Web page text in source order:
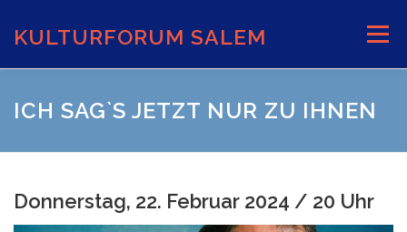
springen
KULTURFORUM SALEM Menü
AKTUELLES VERANSTALTUNGEN
ICH SAG`S JETZT NUR ZU IHNEN
Donnerstag, 22. Februar 2024 / 20 Uhr